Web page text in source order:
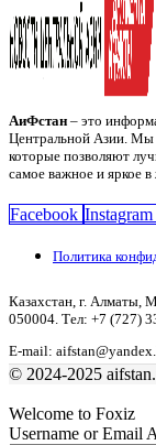
АиФстан – это
Центральной Азии. Мы
которые позволяют
самое важное и яркое
Facebook Instagram
Политика
Казахстан, г. Алматы,
050004. Тел: +7 (727)
E-mail:
© 2024-2025
Welcome to Foxiz
Username or Email